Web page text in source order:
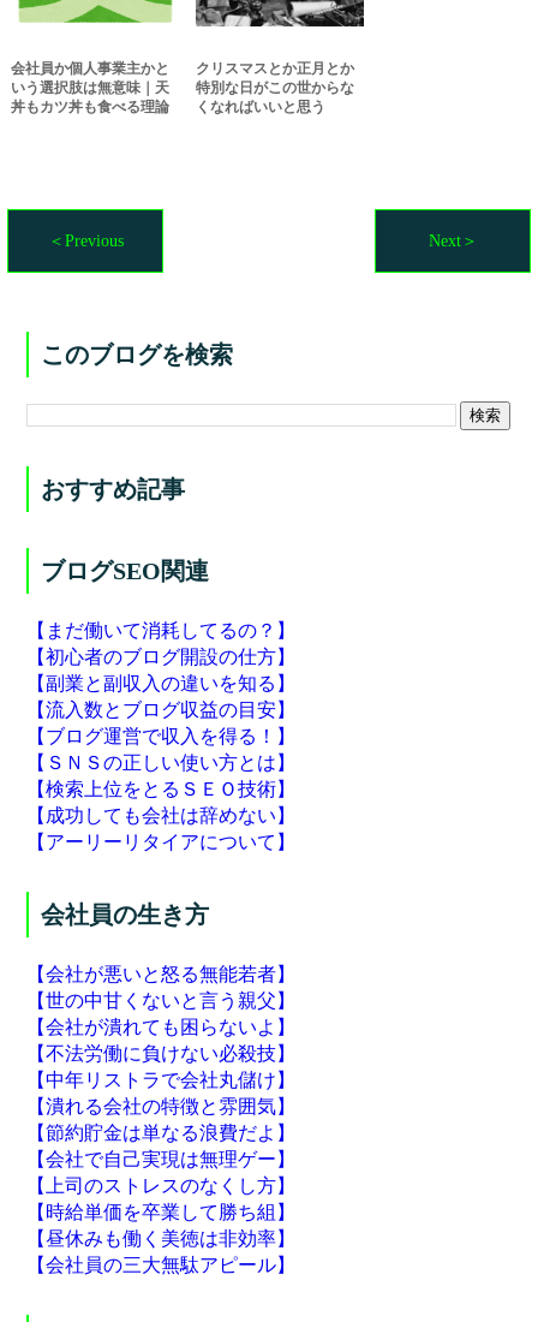
会社員か個人事業主かと
いう選択肢は無意味｜天
丼もカツ丼も食べる理論
クリスマスとか正月とか
特別な日がこの世からな
くなればいいと思う
＜Previous Next＞
このブログを検索
おすすめ記事
ブログSEO関連
【まだ働いて消耗してるの？】
【初心者のブログ開設の仕方】
【副業と副収入の違いを知る】
【流入数とブログ収益の目安】
【ブログ運営で収入を得る！】
【ＳＮＳの正しい使い方とは】
【検索上位をとるＳＥＯ技術】
【成功しても会社は辞めない】
【アーリーリタイアについて】
会社員の生き方
【会社が悪いと怒る無能若者】
【世の中甘くないと言う親父】
【会社が潰れても困らないよ】
【不法労働に負けない必殺技】
【中年リストラで会社丸儲け】
【潰れる会社の特徴と雰囲気】
【節約貯金は単なる浪費だよ】
【会社で自己実現は無理ゲー】
【上司のストレスのなくし方】
【時給単価を卒業して勝ち組】
【昼休みも働く美徳は非効率】
【会社員の三大無駄アピール】